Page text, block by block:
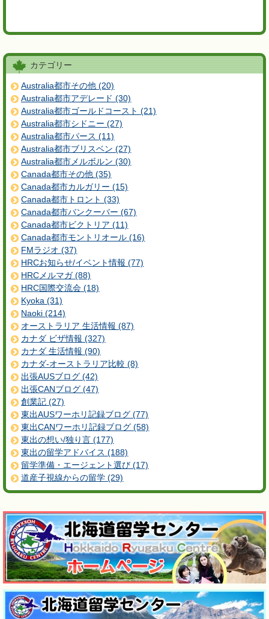
カテゴリー
Australia都市その他 (20)
Australia都市アデレード (30)
Australia都市ゴールドコースト (21)
Australia都市シドニー (27)
Australia都市パース (11)
Australia都市ブリスベン (27)
Australia都市メルボルン (30)
Canada都市その他 (35)
Canada都市カルガリー (15)
Canada都市トロント (33)
Canada都市バンクーバー (67)
Canada都市ビクトリア (11)
Canada都市モントリオール (16)
FMラジオ (37)
HRCお知らせ/イベント情報 (77)
HRCメルマガ (88)
HRC国際交流会 (18)
Kyoka (31)
Naoki (214)
オーストラリア 生活情報 (87)
カナダ ビザ情報 (327)
カナダ 生活情報 (90)
カナダ-オーストラリア比較 (8)
出張AUSブログ (42)
出張CANブログ (47)
創業記 (27)
東出AUSワーホリ記録ブログ (77)
東出CANワーホリ記録ブログ (58)
東出の想い/独り言 (177)
東出の留学アドバイス (188)
留学準備・エージェント選び (17)
道産子視線からの留学 (29)